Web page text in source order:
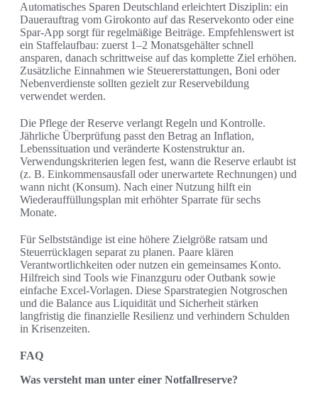
Automatisches Sparen Deutschland erleichtert Disziplin: ein
Dauerauftrag vom Girokonto auf das Reservekonto oder eine
Spar-App sorgt für regelmäßige Beiträge. Empfehlenswert ist
ein Staffelaufbau: zuerst 1–2 Monatsgehälter schnell
ansparen, danach schrittweise auf das komplette Ziel erhöhen.
Zusätzliche Einnahmen wie Steuererstattungen, Boni oder
Nebenverdienste sollten gezielt zur Reservebildung
verwendet werden.
Die Pflege der Reserve verlangt Regeln und Kontrolle.
Jährliche Überprüfung passt den Betrag an Inflation,
Lebenssituation und veränderte Kostenstruktur an.
Verwendungskriterien legen fest, wann die Reserve erlaubt ist
(z. B. Einkommensausfall oder unerwartete Rechnungen) und
wann nicht (Konsum). Nach einer Nutzung hilft ein
Wiederauffüllungsplan mit erhöhter Sparrate für sechs
Monate.
Für Selbstständige ist eine höhere Zielgröße ratsam und
Steuerrücklagen separat zu planen. Paare klären
Verantwortlichkeiten oder nutzen ein gemeinsames Konto.
Hilfreich sind Tools wie Finanzguru oder Outbank sowie
einfache Excel-Vorlagen. Diese Sparstrategien Notgroschen
und die Balance aus Liquidität und Sicherheit stärken
langfristig die finanzielle Resilienz und verhindern Schulden
in Krisenzeiten.
FAQ
Was versteht man unter einer Notfallreserve?